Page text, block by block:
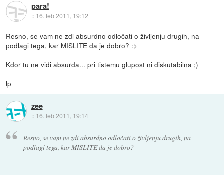
para!
:: 16. feb 2011, 19:12
Resno, se vam ne zdi absurdno odločati o življenju drugih, na
podlagi tega, kar MISLITE da je dobro? :>
Kdor tu ne vidi absurda... pri tistemu glupost ni diskutabilna ;)
lp
zee
:: 16. feb 2011, 19:14
Resno, se vam ne zdi absurdno odločati o življenju drugih, na
podlagi tega, kar MISLITE da je dobro?